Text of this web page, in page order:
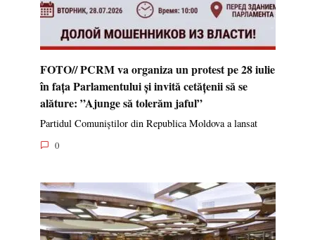
FOTO// PCRM va organiza un protest pe 28 iulie
în fața Parlamentului și invită cetățenii să se
alăture: ”Ajunge să tolerăm jaful”
Partidul Comuniștilor din Republica Moldova a lansat
0